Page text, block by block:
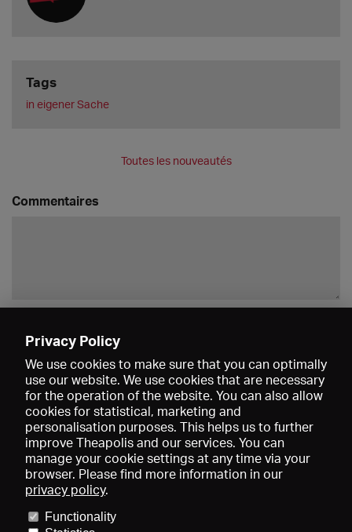
Tags
in eigener Sache
Toutes les nouveautés
Commentaires
Données médiatiques
Privacy Policy
We use cookies to make sure that you can optimally
use our website. We use cookies that are necessary
for the operation of the website. You can also allow
cookies for statistical, marketing and
personalisation purposes. This helps us to further
improve Theapolis and our services. You can
manage your cookie settings at any time via your
browser. Please find more information in our
privacy policy.
Functionality